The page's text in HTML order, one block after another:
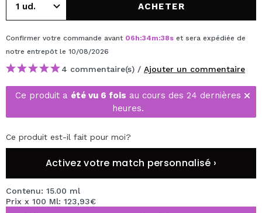
ACHETER
Confirmer votre commande avant 06h:34m:38s et sera expédiée de
notre entrepôt le 10/08/2026
4 commentaire(s) / Ajouter un commentaire
Ce produit a été vu 6 fois au cours des 24 dernières
heures.
Ce produit est-il fait pour moi?
Activez votre match personnalisé ›
Contenu: 15.00 ml
Prix x 100 Ml: 123,93€